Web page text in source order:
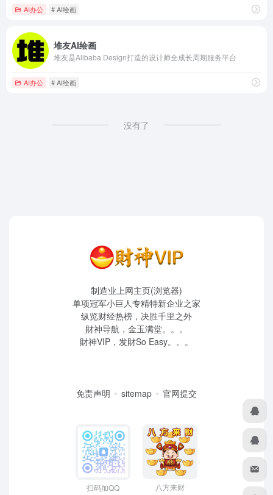
AI办公 # AI绘画
堆友AI绘画
堆友是Alibaba Design打造的设计师全成长周期服务平台
AI办公 # AI绘画
没有了
制造业上网主页(浏览器)
单项冠军小巨人专精特新企业之家
纵览财经热榜，决胜千里之外
財神导航，金玉满堂。。。
財神VIP，发財So Easy。。。
免责声明 sitemap 官网提交
扫码加QQ 八方来财